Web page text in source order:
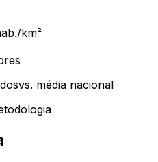
km²
vs. média nacional